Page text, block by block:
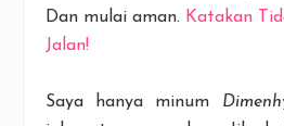
Dan mulai aman. Katakan
Jalan!
Saya hanya minum